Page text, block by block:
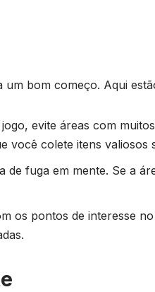
bom começo. Aqui
evite áreas com
você colete itens valiosos
de fuga em mente. Se a
os pontos de interesse